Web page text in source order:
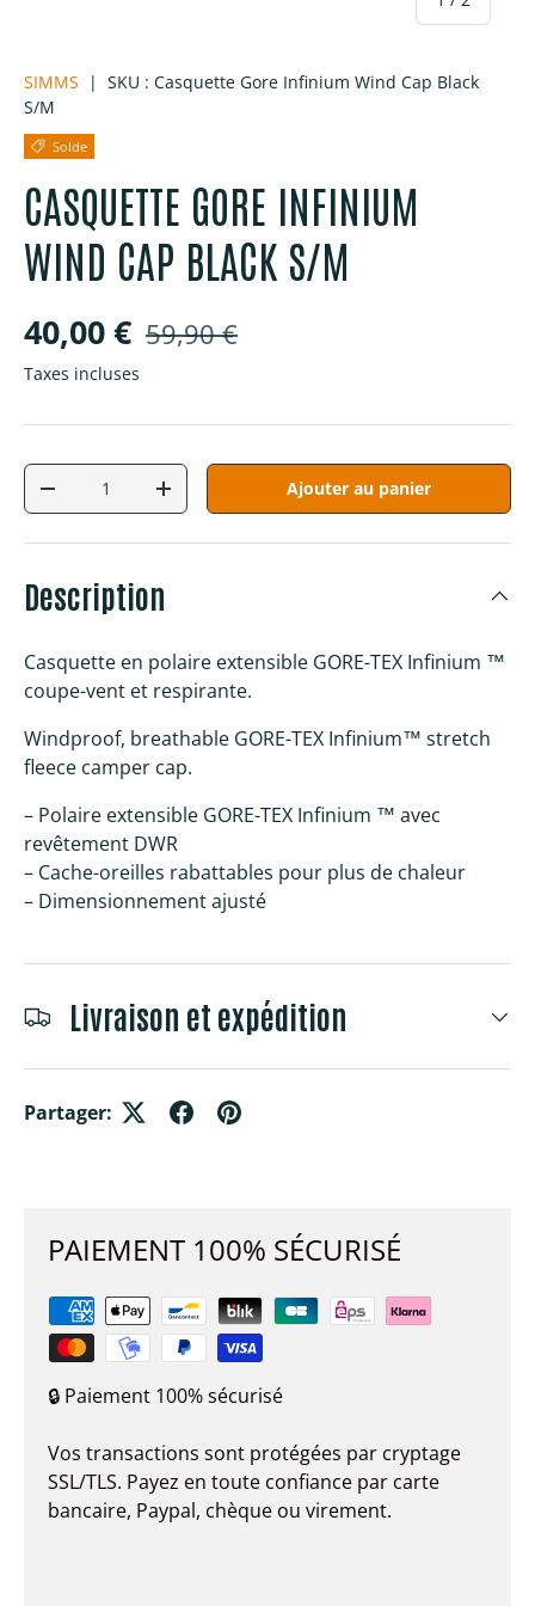
SIMMS | SKU : Casquette Gore Infinium Wind Cap Black
S/M
Solde
CASQUETTE GORE INFINIUM
WIND CAP BLACK S/M
Prix soldé
40,00 € Prix habituel
59,90 €
Taxes incluses
Qté
Diminuer la quantitéAugmenter la quantitéAjouter au panier
Description
Casquette en polaire extensible GORE-TEX Infinium ™
coupe-vent et respirante.
Windproof, breathable GORE-TEX Infinium™ stretch
fleece camper cap.
– Polaire extensible GORE-TEX Infinium ™ avec
revêtement DWR
– Cache-oreilles rabattables pour plus de chaleur
– Dimensionnement ajusté
Livraison et expédition
Partager:
PAIEMENT 100% SÉCURISÉ
🔒 Paiement 100% sécurisé
Vos transactions sont protégées par cryptage
SSL/TLS. Payez en toute confiance par carte
bancaire, Paypal, chèque ou virement.